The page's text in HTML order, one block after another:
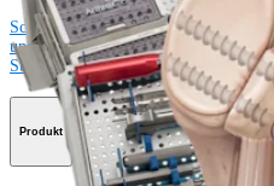
SchulterKnieEllenbogen
und SprunggelenkTrauma Hüfte
SurgeryWirbelsäule
Produkt